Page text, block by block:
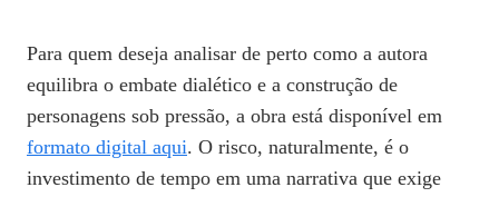
Para quem deseja analisar de perto como a autora
equilibra o embate dialético e a construção de
personagens sob pressão, a obra está disponível em
formato digital aqui. O risco, naturalmente, é o
investimento de tempo em uma narrativa que exige